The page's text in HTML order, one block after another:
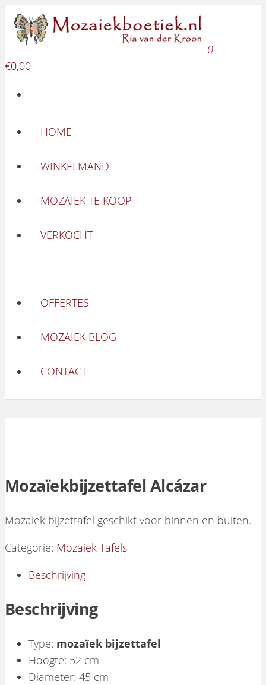
Ga naar de inhoud
0
€0,00
HOME
WINKELMAND
MOZAIEK TE KOOP
VERKOCHT
OFFERTES
MOZAIEK BLOG
CONTACT
Mozaïekbijzettafel Alcázar
Mozaiek bijzettafel geschikt voor binnen en buiten.
Categorie: Mozaiek Tafels
Beschrijving
Beschrijving
Type: mozaïek bijzettafel
Hoogte: 52 cm
Diameter: 45 cm